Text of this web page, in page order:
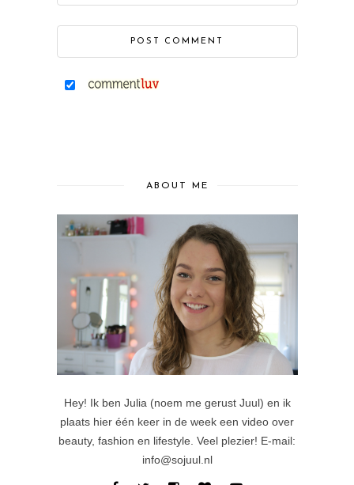
ABOUT ME
Hey! Ik ben Julia (noem me gerust Juul) en ik
plaats hier één keer in de week een video over
beauty, fashion en lifestyle. Veel plezier! E-mail:
info@sojuul.nl